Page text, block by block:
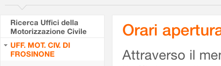
Ricerca Uffici della
Motorizzazione Civile
UFF. MOT. CIV. DI
FROSINONE
Orari
Attraverso il